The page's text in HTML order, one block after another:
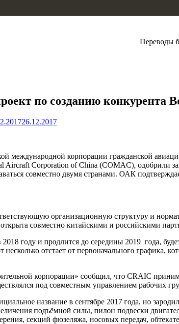
Переводы
по созданию конкурента
26.12.2017
международной корпорации гражданской
Corporation of China (COMAC), одобрили
совместно двумя странами. ОАК
организационную структуру и
совместно китайскими и российскими
году и продлится до середины 2019 года,
отстает от первоначального графика,
корпорации» сообщил, что CRAIC
под совместным управлением рабочих
название в сентябре 2017 года, но
подъёмной силы, пилон подвески
секций фюзеляжа, носовых передач,